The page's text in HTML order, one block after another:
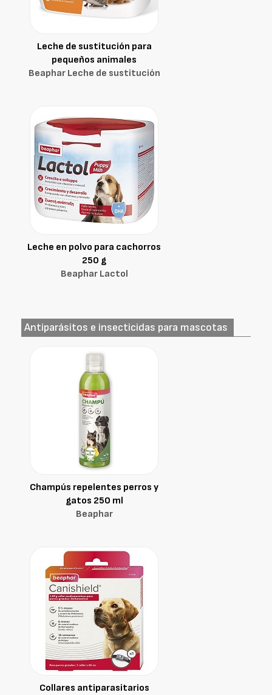
Leche de sustitución para
pequeños animales
Beaphar Leche de sustitución
Leche en polvo para cachorros
250 g
Beaphar Lactol
Antiparásitos e insecticidas para mascotas
Champús repelentes perros y
gatos 250 ml
Beaphar
Collares antiparasitarios